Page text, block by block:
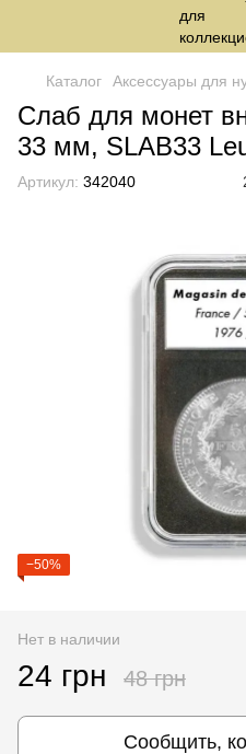
Каталог Аксессуары для
Слаб для монет
33 мм, SLAB33
Артикул: 342040
−50%
Нет в наличии
24 грн 48 грн
Сообщить,